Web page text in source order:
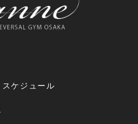
ケジュール